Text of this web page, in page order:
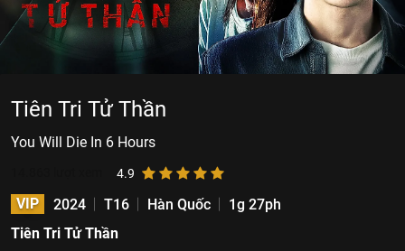
Tiên Tri Tử Thần
You Will Die In 6 Hours
4.9
VIP 2024 T16 Hàn Quốc
1g 27ph
Tiên Tri Tử Thần